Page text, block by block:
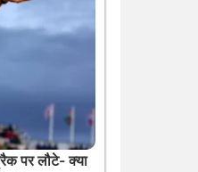
पर लौटे- क्या